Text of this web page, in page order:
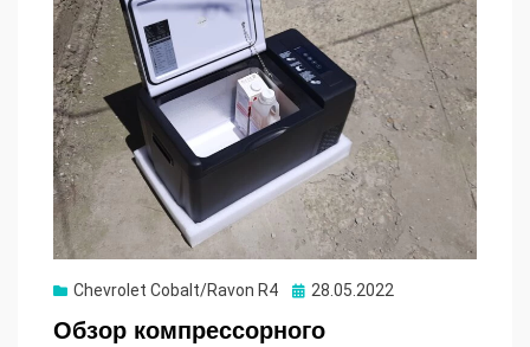
Chevrolet Cobalt/Ravon R4 Опубликовано
28.05.2022
Обзор компрессорного